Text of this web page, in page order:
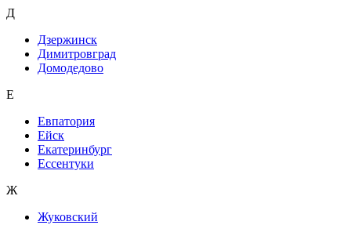
Д
Дзержинск
Димитровград
Домодедово
Е
Евпатория
Ейск
Екатеринбург
Ессентуки
Ж
Жуковский